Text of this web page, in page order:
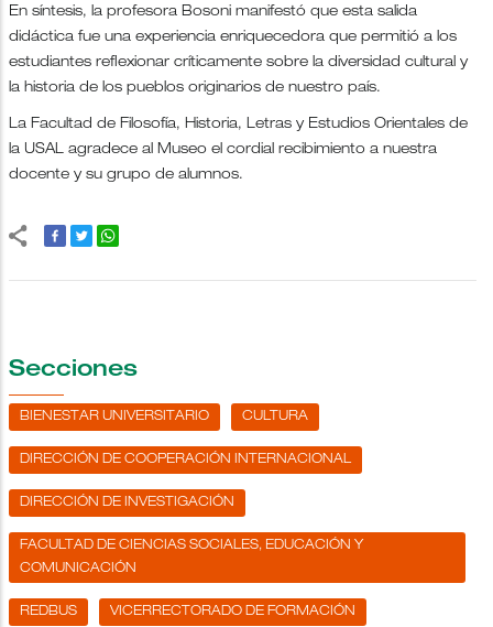
En síntesis, la profesora Bosoni manifestó que esta salida
didáctica fue una experiencia enriquecedora que permitió a los
estudiantes reflexionar críticamente sobre la diversidad cultural y
la historia de los pueblos originarios de nuestro país.
La Facultad de Filosofía, Historia, Letras y Estudios Orientales de
la USAL agradece al Museo el cordial recibimiento a nuestra
docente y su grupo de alumnos.
Secciones
BIENESTAR UNIVERSITARIO CULTURA
DIRECCIÓN DE COOPERACIÓN INTERNACIONAL
DIRECCIÓN DE INVESTIGACIÓN
FACULTAD DE CIENCIAS SOCIALES, EDUCACIÓN Y
COMUNICACIÓN
REDBUS VICERRECTORADO DE FORMACIÓN